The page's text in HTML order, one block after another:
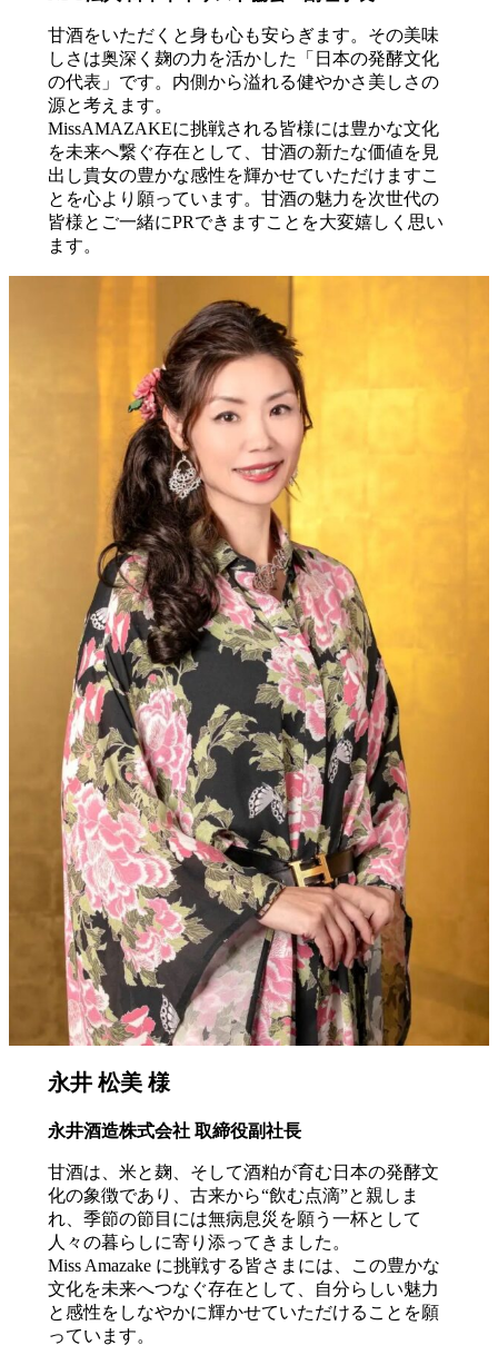
甘酒をいただくと身も心も安らぎます。その美味
しさは奥深く麹の力を活かした「日本の発酵文化
の代表」です。内側から溢れる健やかさ美しさの
源と考えます。
MissAMAZAKEに挑戦される皆様には豊かな文化
を未来へ繋ぐ存在として、甘酒の新たな価値を見
出し貴女の豊かな感性を輝かせていただけますこ
とを心より願っています。甘酒の魅力を次世代の
皆様とご一緒にPRできますことを大変嬉しく思い
ます。
永井 松美 様
永井酒造株式会社 取締役副社長
甘酒は、米と麹、そして酒粕が育む日本の発酵文
化の象徴であり、古来から“飲む点滴”と親しま
れ、季節の節目には無病息災を願う一杯として
人々の暮らしに寄り添ってきました。
Miss Amazake に挑戦する皆さまには、この豊かな
文化を未来へつなぐ存在として、自分らしい魅力
と感性をしなやかに輝かせていただけることを願
っています。